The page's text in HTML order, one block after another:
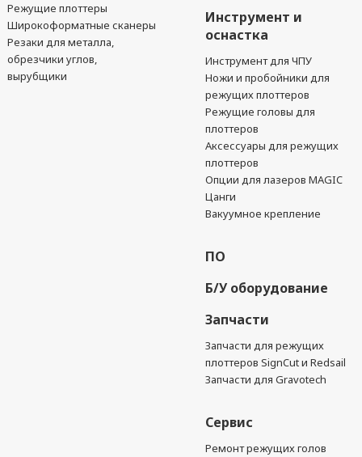
Режущие плоттеры
Широкоформатные сканеры
Резаки для металла,
обрезчики углов,
вырубщики
Инструмент и
оснастка
Инструмент для ЧПУ
Ножи и пробойники для
режущих плоттеров
Режущие головы для
плоттеров
Аксессуары для режущих
плоттеров
Опции для лазеров MAGIC
Цанги
Вакуумное крепление
ПО
Б/У оборудование
Запчасти
Запчасти для режущих
плоттеров SignCut и Redsail
Запчасти для Gravotech
Сервис
Ремонт режущих голов